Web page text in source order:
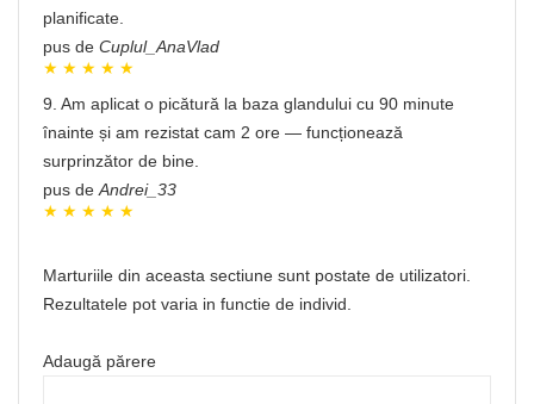
planificate.
pus de Cuplul_AnaVlad
9. Am aplicat o picătură la baza glandului cu 90 minute
înainte și am rezistat cam 2 ore — funcționează
surprinzător de bine.
pus de Andrei_33
Marturiile din aceasta sectiune sunt postate de utilizatori.
Rezultatele pot varia in functie de individ.
Adaugă părere